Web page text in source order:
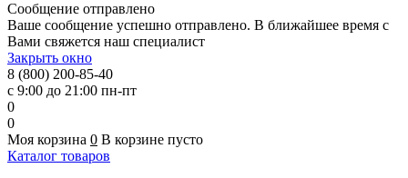
Сообщение отправлено
Ваше сообщение успешно отправлено. В ближайшее время с
Вами свяжется наш специалист
Закрыть окно
8 (800) 200-85-40
с 9:00 до 21:00 пн-пт
0
0
Моя корзина 0 В корзине пусто
Каталог товаров